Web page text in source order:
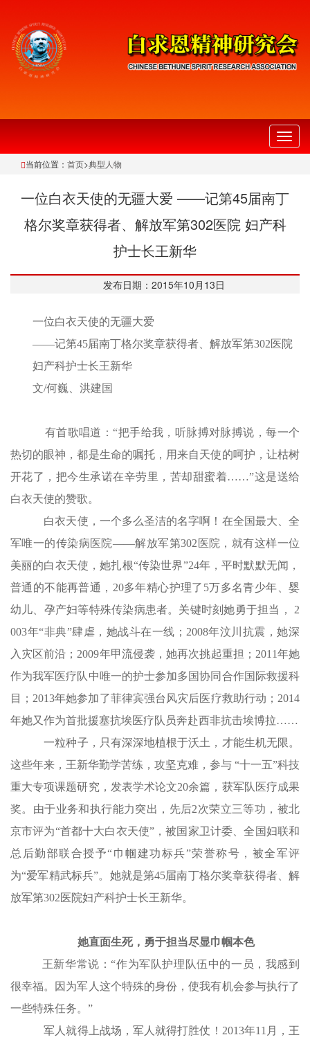
切
换
当前位置： 首页>典型人物
一位白衣天使的无疆大爱 ——记第45届南丁
格尔奖章获得者、解放军第302医院 妇产科
护士长王新华
发布日期：2015年10月13日
一位白衣天使的无疆大爱
——记第45届南丁格尔奖章获得者、解放军第302医院
妇产科护士长王新华
文/何巍、洪建国
有首歌唱道：“把手给我，听脉搏对脉搏说，每一个
热切的眼神，都是生命的嘱托，用来自天使的呵护，让枯树
开花了，把今生承诺在辛劳里，苦却甜蜜着……”这是送给
白衣天使的赞歌。
白衣天使，一个多么圣洁的名字啊！在全国最大、全
军唯一的传染病医院——解放军第302医院，就有这样一位
美丽的白衣天使，她扎根“传染世界”24年，平时默默无闻，
普通的不能再普通，20多年精心护理了5万多名青少年、婴
幼儿、孕产妇等特殊传染病患者。关键时刻她勇于担当， 2
003年“非典”肆虐，她战斗在一线；2008年汶川抗震，她深
入灾区前沿；2009年甲流侵袭，她再次挑起重担；2011年她
作为我军医疗队中唯一的护士参加多国协同合作国际救援科
目；2013年她参加了菲律宾强台风灾后医疗救助行动；2014
年她又作为首批援塞抗埃医疗队员奔赴西非抗击埃博拉……
一粒种子，只有深深地植根于沃土，才能生机无限。
这些年来，王新华勤学苦练，攻坚克难，参与 “十一五”科技
重大专项课题研究，发表学术论文20余篇，获军队医疗成果
奖。由于业务和执行能力突出，先后2次荣立三等功，被北
京市评为“首都十大白衣天使”，被国家卫计委、全国妇联和
总后勤部联合授予“巾帼建功标兵”荣誉称号，被全军评
为“爱军精武标兵”。她就是第45届南丁格尔奖章获得者、解
放军第302医院妇产科护士长王新华。
她直面生死，勇于担当尽显巾帼本色
王新华常说：“作为军队护理队伍中的一员，我感到
很幸福。因为军人这个特殊的身份，使我有机会参与执行了
一些特殊任务。”
军人就得上战场，军人就得打胜仗！2013年11月，王